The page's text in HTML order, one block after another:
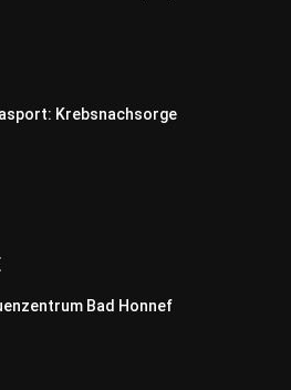
Krebsnachsorge
Bad Honnef